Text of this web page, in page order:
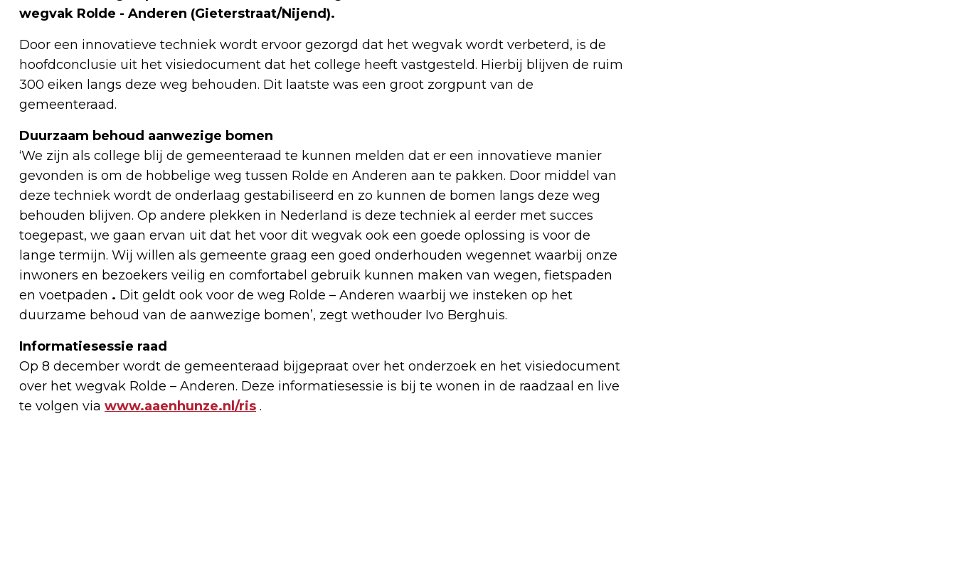
wegvak Rolde - Anderen (Gieterstraat/Nijend).
Door een innovatieve techniek wordt ervoor gezorgd dat het wegvak wordt verbeterd, is de
hoofdconclusie uit het visiedocument dat het college heeft vastgesteld. Hierbij blijven de ruim
300 eiken langs deze weg behouden. Dit laatste was een groot zorgpunt van de
gemeenteraad.
Duurzaam behoud aanwezige bomen
‘We zijn als college blij de gemeenteraad te kunnen melden dat er een innovatieve manier
gevonden is om de hobbelige weg tussen Rolde en Anderen aan te pakken. Door middel van
deze techniek wordt de onderlaag gestabiliseerd en zo kunnen de bomen langs deze weg
behouden blijven. Op andere plekken in Nederland is deze techniek al eerder met succes
toegepast, we gaan ervan uit dat het voor dit wegvak ook een goede oplossing is voor de
lange termijn. Wij willen als gemeente graag een goed onderhouden wegennet waarbij onze
inwoners en bezoekers veilig en comfortabel gebruik kunnen maken van wegen, fietspaden
en voetpaden . Dit geldt ook voor de weg Rolde – Anderen waarbij we insteken op het
duurzame behoud van de aanwezige bomen’, zegt wethouder Ivo Berghuis.
Informatiesessie raad
Op 8 december wordt de gemeenteraad bijgepraat over het onderzoek en het visiedocument
over het wegvak Rolde – Anderen. Deze informatiesessie is bij te wonen in de raadzaal en live
te volgen via www.aaenhunze.nl/ris .